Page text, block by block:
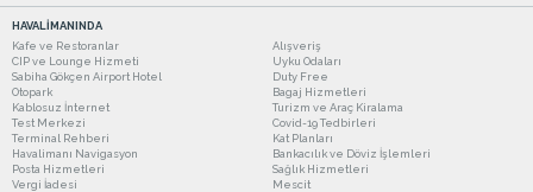
HAVALİMANINDA
Kafe ve Restoranlar
Alışveriş
CIP ve Lounge Hizmeti
Uyku Odaları
Sabiha Gökçen Airport Hotel
Duty Free
Otopark
Bagaj Hizmetleri
Kablosuz İnternet
Turizm ve Araç Kiralama
Test Merkezi
Covid-19 Tedbirleri
Terminal Rehberi
Kat Planları
Havalimanı Navigasyon
Bankacılık ve Döviz İşlemleri
Posta Hizmetleri
Sağlık Hizmetleri
Vergi İadesi
Mescit